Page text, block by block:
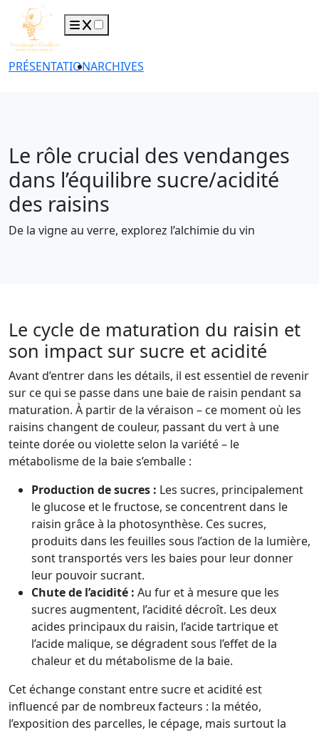
PRÉSENTATIONARCHIVES
Le rôle crucial des vendanges
dans l’équilibre sucre/acidité
des raisins
De la vigne au verre, explorez l’alchimie du vin
Le cycle de maturation du raisin et
son impact sur sucre et acidité
Avant d’entrer dans les détails, il est essentiel de revenir
sur ce qui se passe dans une baie de raisin pendant sa
maturation. À partir de la véraison – ce moment où les
raisins changent de couleur, passant du vert à une
teinte dorée ou violette selon la variété – le
métabolisme de la baie s’emballe :
Production de sucres : Les sucres, principalement
le glucose et le fructose, se concentrent dans le
raisin grâce à la photosynthèse. Ces sucres,
produits dans les feuilles sous l’action de la lumière,
sont transportés vers les baies pour leur donner
leur pouvoir sucrant.
Chute de l’acidité : Au fur et à mesure que les
sucres augmentent, l’acidité décroît. Les deux
acides principaux du raisin, l’acide tartrique et
l’acide malique, se dégradent sous l’effet de la
chaleur et du métabolisme de la baie.
Cet échange constant entre sucre et acidité est
influencé par de nombreux facteurs : la météo,
l’exposition des parcelles, le cépage, mais surtout la